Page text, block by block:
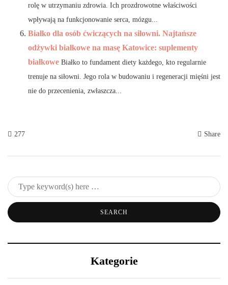
rolę w utrzymaniu zdrowia. Ich prozdrowotne właściwości
wpływają na funkcjonowanie serca, mózgu...
Białko dla osób ćwiczących na siłowni. Najtańsze
odżywki białkowe na masę Katowice: suplementy
białkowe Białko to fundament diety każdego, kto regularnie
trenuje na siłowni. Jego rola w budowaniu i regeneracji mięśni jest
nie do przecenienia, zwłaszcza...
277 Share
Kategorie